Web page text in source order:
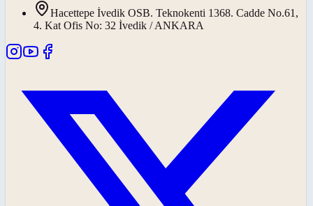
Hacettepe İvedik OSB. Teknokenti 1368. Cadde No.61,
4. Kat Ofis No: 32 İvedik / ANKARA